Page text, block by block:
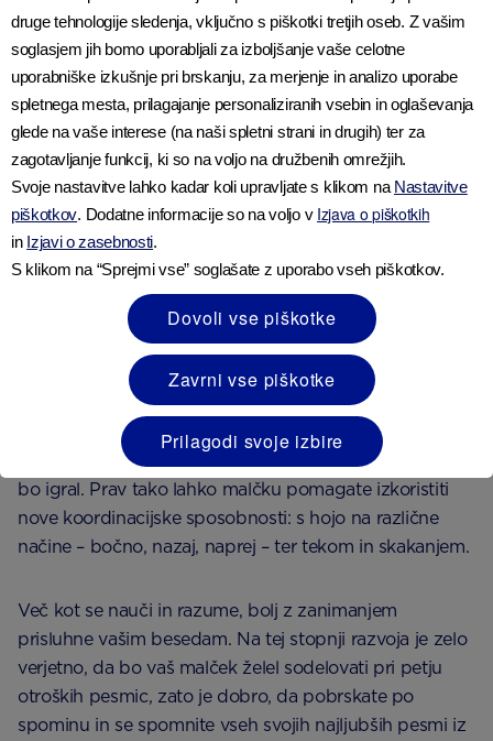
morda med njima ne bo prišlo do interakcije. Tej igri
pravimo vzporedna igra. Na določeni točki, običajno je
to okrog drugega leta starosti, začne vaš malček
komunicirati z drugimi.
Ker se vedno bolj zaveda, kaj se dogaja okoli njega, in
je vedno bolj samozavesten, bo vaš malček morda tu in
tam želel prevzeti nadzor nad dogajanjem. Če malčku
dovolite, da sam sprejema odločitve, mu boste
pomagali, da se bo počutil upoštevanega in slišanega.
Če malčku omogočite izbiro med dvema predmetoma ali
živiloma, mu s tem omogočite, da občuti, da ima nadzor
nad dogajanjem.
Dovolite mu, da izbere, kaj bo oblekel ali katero igro se
bo igral. Prav tako lahko malčku pomagate izkoristiti
nove koordinacijske sposobnosti: s hojo na različne
načine – bočno, nazaj, naprej – ter tekom in skakanjem.
Več kot se nauči in razume, bolj z zanimanjem
prisluhne vašim besedam. Na tej stopnji razvoja je zelo
verjetno, da bo vaš malček želel sodelovati pri petju
otroških pesmic, zato je dobro, da pobrskate po
spominu in se spomnite vseh svojih najljubših pesmi iz
druge tehnologije sledenja, vključno s piškotki tretjih oseb. Z vašim
soglasjem jih bomo uporabljali za izboljšanje vaše celotne
uporabniške izkušnje pri brskanju, za merjenje in analizo uporabe
spletnega mesta, prilagajanje personaliziranih vsebin in oglaševanja
glede na vaše interese (na naši spletni strani in drugih) ter za
zagotavljanje funkcij, ki so na voljo na družbenih omrežjih.
Svoje nastavitve lahko kadar koli upravljate s klikom na Nastavitve
piškotkov. Dodatne informacije so na voljo v Izjava o piškotkih
in Izjavi o zasebnosti.
S klikom na “Sprejmi vse” soglašate z uporabo vseh piškotkov.
Dovoli vse piškotke
Zavrni vse piškotke
Prilagodi svoje izbire